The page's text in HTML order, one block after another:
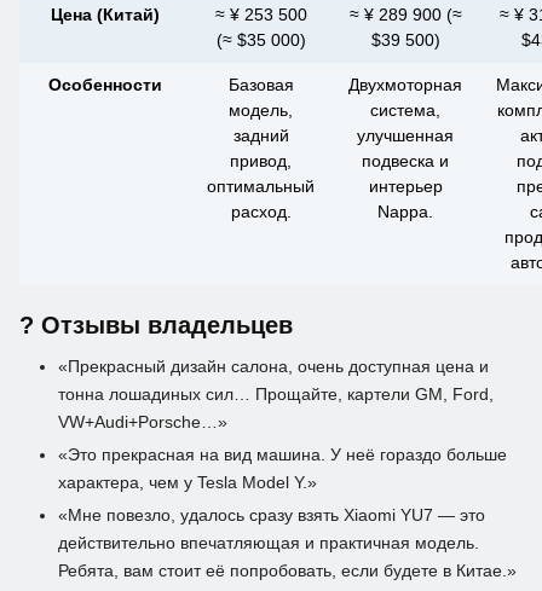
Цена (Китай)
≈ ¥ 253 500
(≈ $35 000)
≈ ¥ 289 900 (≈
$39 500)
≈ ¥
Особенности
Базовая
модель,
задний
привод,
оптимальный
расход.
Двухмоторная
система,
улучшенная
подвеска и
интерьер
Nappa.
? Отзывы владельцев
«Прекрасный дизайн салона, очень доступная цена и
тонна лошадиных сил… Прощайте, картели GM, Ford,
VW+Audi+Porsche…»
«Это прекрасная на вид машина. У неё гораздо больше
характера, чем у Tesla Model Y.»
«Мне повезло, удалось сразу взять Xiaomi YU7 — это
действительно впечатляющая и практичная модель.
Ребята, вам стоит её попробовать, если будете в Китае.»